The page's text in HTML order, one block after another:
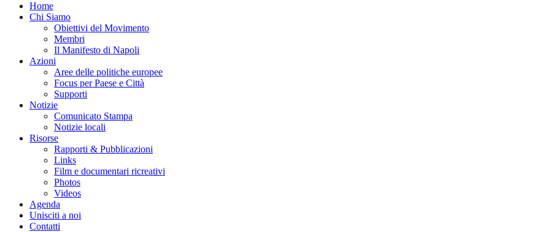
Home
Chi Siamo
Obiettivi del Movimento
Membri
Il Manifesto di Napoli
Azioni
Aree delle politiche europee
Focus per Paese e Città
Supporti
Notizie
Comunicato Stampa
Notizie locali
Risorse
Rapporti & Pubblicazioni
Links
Film e documentari ricreativi
Photos
Videos
Agenda
Unisciti a noi
Contatti